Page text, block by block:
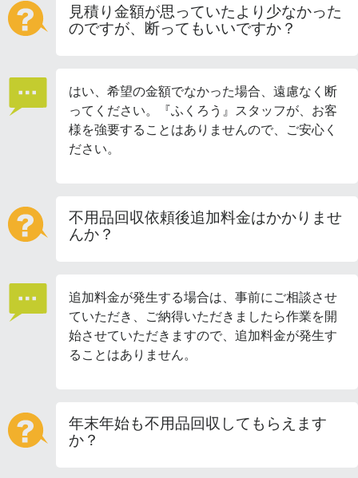
見積り金額が思っていたより少なかった
のですが、断ってもいいですか？
はい、希望の金額でなかった場合、遠慮なく断
ってください。『ふくろう』スタッフが、お客
様を強要することはありませんので、ご安心く
ださい。
不用品回収依頼後追加料金はかかりませ
んか？
追加料金が発生する場合は、事前にご相談させ
ていただき、ご納得いただきましたら作業を開
始させていただきますので、追加料金が発生す
ることはありません。
年末年始も不用品回収してもらえます
か？